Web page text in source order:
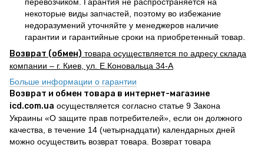
некоторые виды запчастей, поэтому во избежание
недоразумений уточняйте у менеджеров наличие
гарантии и гарантийные сроки на приобретенный товар.
Возврат (обмен) товара осуществляется по адресу склада
компании – г. Киев, ул. Е.Коновальца 34-А
Больше информации о гарантии
Возврат и обмен товара в интернет-магазине
icd.com.ua осуществляется согласно статье 9 Закона
Украины «О защите прав потребителей», если он должного
качества, в течение 14 (четырнадцати) календарных дней
можно осуществить возврат товара. Возврат товара